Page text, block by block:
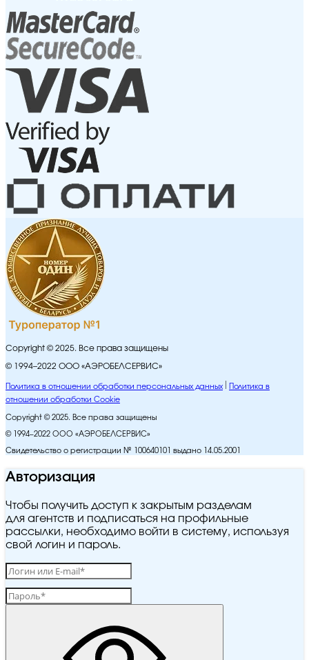
Copyright © 2025. Все права защищены
© 1994–2022 ООО «АЭРОБЕЛСЕРВИС»
Политика в отношении обработки персональных данных
Политика в
отношении обработки Cookie
Copyright © 2025. Все права защищены
© 1994–2022 ООО «АЭРОБЕЛСЕРВИС»
Свидетельство о регистрации № 100640101 выдано 14.05.2001
Авторизация
Чтобы получить доступ к закрытым разделам
для агентств и подписаться на профильные
рассылки, необходимо войти в систему, используя
свой логин и пароль.